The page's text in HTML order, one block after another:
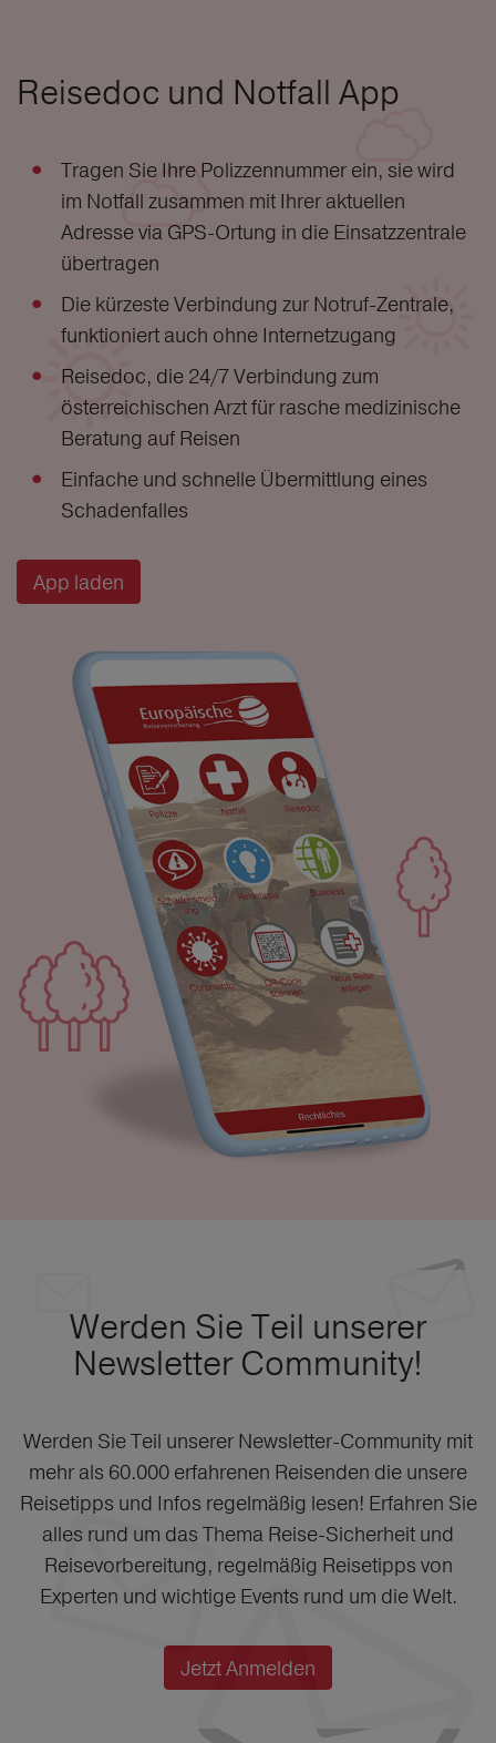
Reisedoc und Notfall App
Tragen Sie Ihre Polizzennummer ein, sie wird
im Notfall zusammen mit Ihrer aktuellen
Adresse via GPS-Ortung in die Einsatzzentrale
übertragen
Die kürzeste Verbindung zur Notruf-Zentrale,
funktioniert auch ohne Internetzugang
Reisedoc, die 24/7 Verbindung zum
österreichischen Arzt für rasche medizinische
Beratung auf Reisen
Einfache und schnelle Übermittlung eines
Schadenfalles
App laden
Werden Sie Teil unserer
Newsletter Community!
Werden Sie Teil unserer Newsletter-Community mit
mehr als 60.000 erfahrenen Reisenden die unsere
Reisetipps und Infos regelmäßig lesen! Erfahren Sie
alles rund um das Thema Reise-Sicherheit und
Reisevorbereitung, regelmäßig Reisetipps von
Experten und wichtige Events rund um die Welt.
Jetzt Anmelden